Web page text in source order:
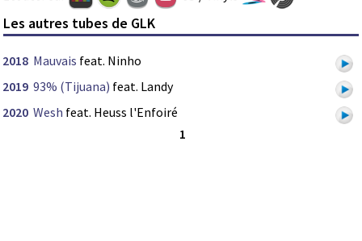
Les autres tubes de GLK
2018 Mauvais feat. Ninho
2019 93% (Tijuana) feat. Landy
2020 Wesh feat. Heuss l'Enfoiré
1